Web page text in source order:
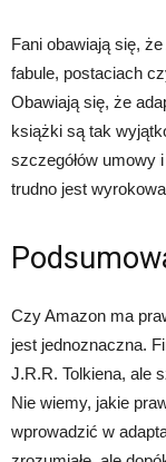
Fani obawiają się,
fabule, postaciach
Obawiają się, że
książki są tak
szczegółów umowy
trudno jest
Czy Amazon ma
jest jednoznaczna.
J.R.R. Tolkiena, ale
Nie wiemy, jakie
wprowadzić w